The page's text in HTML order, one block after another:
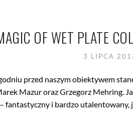
OF WET PLATE
3 LIPCA
przed naszym obiektywem
Mazur oraz Grzegorz Mehring.
fantastyczny i bardzo